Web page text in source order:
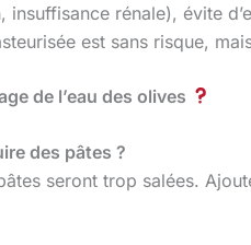
insuffisance rénale), évite
est sans risque,
de l’eau des olives
des pâtes ?
seront trop salées.